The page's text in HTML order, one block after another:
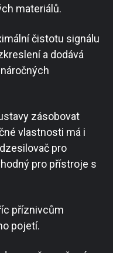
materiálů.
čistotu signálu
a dodává
zásobovat
vlastnosti má i
pro
pro přístroje s
příznivcům
pojetí.